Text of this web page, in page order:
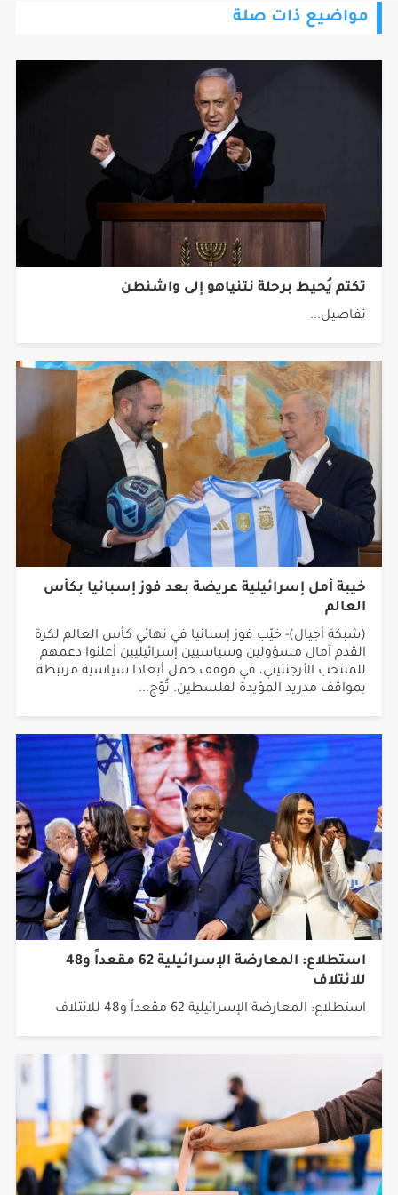
تكتم يُحيط برحلة نتنياهو إلى واشنطن
تفاصيل...
خيبة أمل إسرائيلية عريضة بعد فوز إسبانيا بكأس
العالم
(شبكة أجيال)- خيّب فوز إسبانيا في نهائي كأس العالم لكرة
القدم آمال مسؤولين وسياسيين إسرائيليين أعلنوا دعمهم
للمنتخب الأرجنتيني، في موقف حمل أبعادا سياسية مرتبطة
بمواقف مدريد المؤيدة لفلسطين. تُوّج...
استطلاع: المعارضة الإسرائيلية 62 مقعداً و48
للائتلاف
استطلاع: المعارضة الإسرائيلية 62 مقعداً و48 للائتلاف